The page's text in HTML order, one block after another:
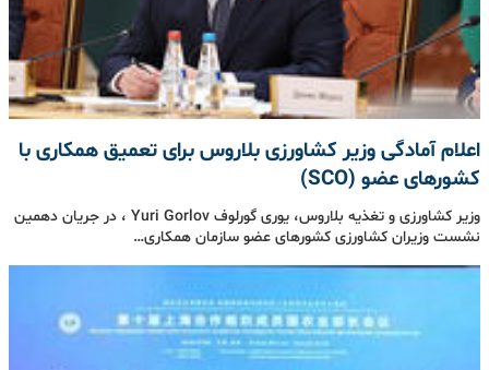
اعلام آمادگی وزیر کشاورزی بلاروس برای تعمیق همکاری با
کشورهای عضو (SCO)
وزیر کشاورزی و تغذیه بلاروس، یوری گورلوف Yuri Gorlov ، در جریان دهمین
نشست وزیران کشاورزی کشورهای عضو سازمان همکاری…